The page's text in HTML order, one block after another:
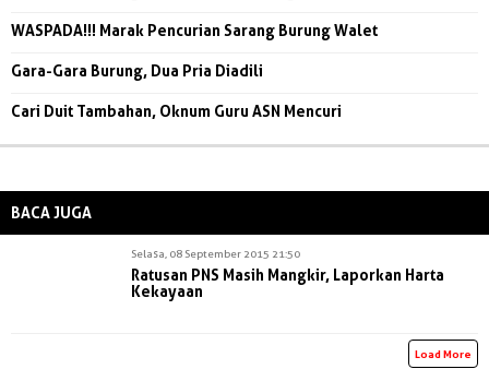
WASPADA!!! Marak Pencurian Sarang Burung Walet
Gara-Gara Burung, Dua Pria Diadili
Cari Duit Tambahan, Oknum Guru ASN Mencuri
BACA JUGA
Selasa, 08 September 2015 21:50
Ratusan PNS Masih Mangkir, Laporkan Harta
Kekayaan
Load More